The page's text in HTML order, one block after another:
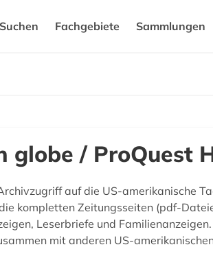
Suchen Fachgebiete Sammlungen
globe / ProQuest
auf die US-amerikanische
kompletten Zeitungsseiten (pdf-
Leserbriefe und Familienanzeigen.
mit anderen US-